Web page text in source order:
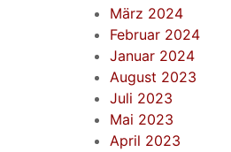
März 2024
Februar 2024
Januar 2024
August 2023
Juli 2023
Mai 2023
April 2023